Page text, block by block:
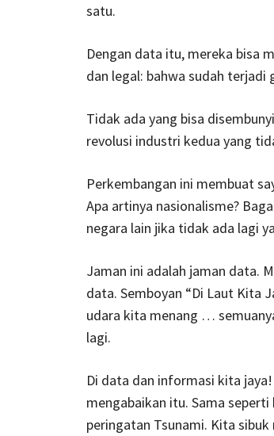
satu.
Dengan data itu, mereka bisa
dan legal: bahwa sudah terjadi
Tidak ada yang bisa
revolusi industri kedua yang
Perkembangan ini membuat
Apa artinya nasionalisme?
negara lain jika tidak ada lagi
Jaman ini adalah jaman data.
data. Semboyan “Di Laut Kita
udara kita menang …
lagi.
Di data dan informasi kita
mengabaikan itu. Sama
peringatan Tsunami. Kita